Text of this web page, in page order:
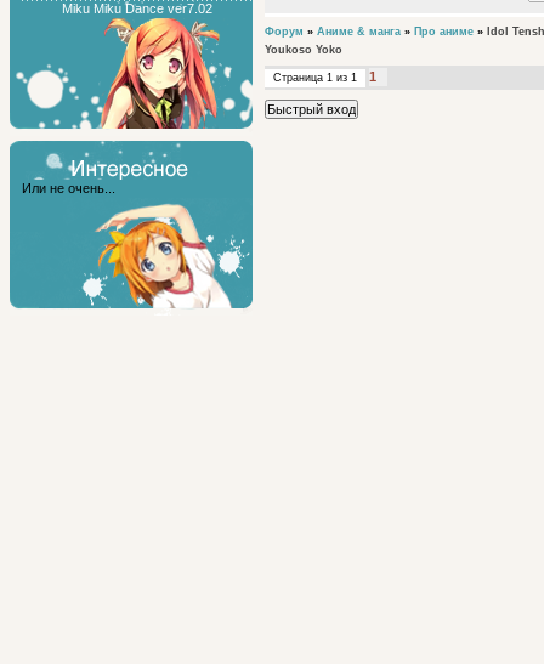
Miku Miku Dance ver7.02
Или не очень...
Форум » Аниме & манга » Про аниме » Idol
Youkoso Yoko
Страница 1 из 1 1